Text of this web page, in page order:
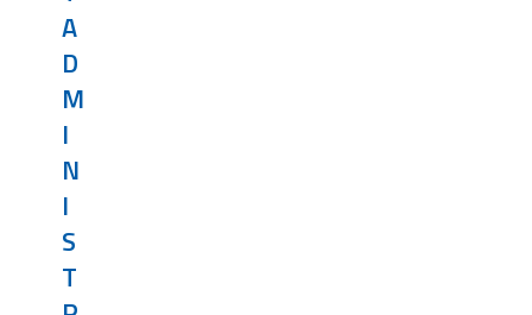
A
D
M
I
N
I
S
T